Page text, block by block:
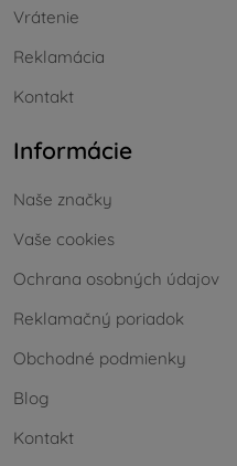
Vrátenie
Reklamácia
Kontakt
Informácie
Naše značky
Vaše cookies
Ochrana osobných údajov
Reklamačný poriadok
Obchodné podmienky
Blog
Kontakt